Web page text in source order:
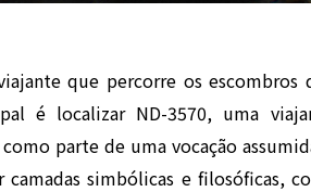
que percorre os
é localizar ND-3570, uma
parte de uma vocação
camadas simbólicas e filosóficas,